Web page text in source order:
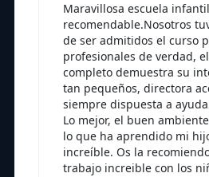
Maravillosa escuela
recomendable.Nosotros
de ser admitidos el curso
profesionales de verdad,
completo demuestra su
tan pequeños, directora
siempre dispuesta a
Lo mejor, el buen
lo que ha aprendido mi
increíble. Os la
trabajo increible con los